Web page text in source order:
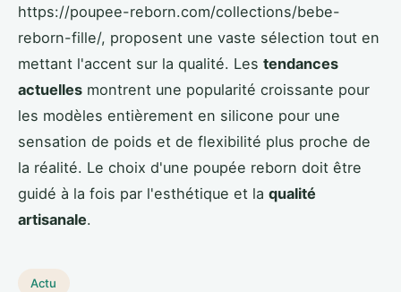
https://poupee-reborn.com/collections/bebe-
reborn-fille/, proposent une vaste sélection tout en
mettant l'accent sur la qualité. Les tendances
actuelles montrent une popularité croissante pour
les modèles entièrement en silicone pour une
sensation de poids et de flexibilité plus proche de
la réalité. Le choix d'une poupée reborn doit être
guidé à la fois par l'esthétique et la qualité
artisanale.
Actu